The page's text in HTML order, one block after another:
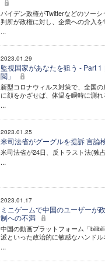
バイデン政権がTwitterなどのソー
判所が政権に対し、企業への介入を
...
2023.01.29
監視国家があなたを狙う - Part
閲」
新型コロナウィルス対策で、全国
に顔をかざせば、体温を瞬時に測
...
2023.01.25
米司法省がグーグルを提訴 言論
米司法省が24日、反トラスト法(独
...
2023.01.17
ミニゲームで中国のユーザーが
制への不満
中国の動画プラットフォーム「
派といった政治的に敏感なハンドル
...